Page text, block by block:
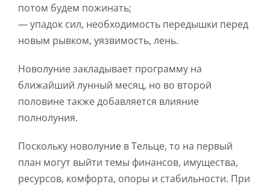
потом будем пожинать;
— упадок сил, необходимость передышки перед
новым рывком, уязвимость, лень.
Новолуние закладывает программу на
ближайший лунный месяц, но во второй
половине также добавляется влияние
полнолуния.
Поскольку новолуние в Тельце, то на первый
план могут выйти темы финансов, имущества,
ресурсов, комфорта, опоры и стабильности. При